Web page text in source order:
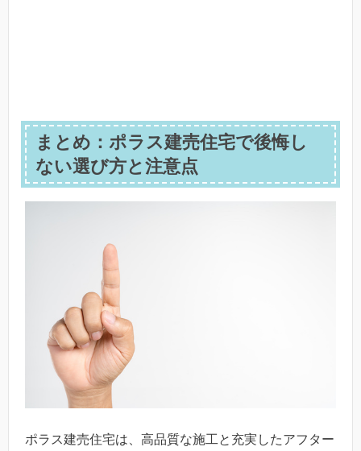
まとめ：ポラス建売住宅で後悔し
ない選び方と注意点
ポラス建売住宅は、高品質な施工と充実したアフター